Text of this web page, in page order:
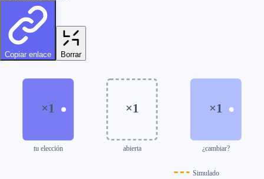
Copiar enlace Borrar
×1
tu elección
×1
abierta
×1
¿cambiar?
Simulado